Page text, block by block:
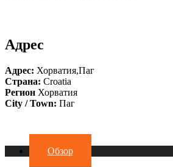
Адрес
Адрес: Хорватия,Паг
Страна: Croatia
Регион Хорватия
City / Town: Паг
Обзор